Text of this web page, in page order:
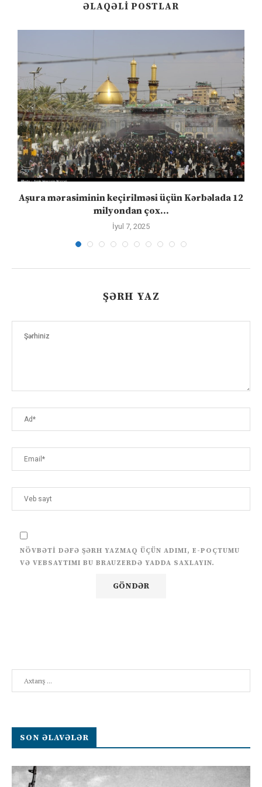
ƏLAQƏLI POSTLAR
Aşura mərasiminin keçirilməsi üçün Kərbəlada 12
milyondan çox...
İyul 7, 2025
ŞƏRH YAZ
NÖVBƏTI DƏFƏ ŞƏRH YAZMAQ ÜÇÜN ADIMI, E-POÇTUMU
VƏ VEBSAYTIMI BU BRAUZERDƏ YADDA SAXLAYIN.
SON ƏLAVƏLƏR